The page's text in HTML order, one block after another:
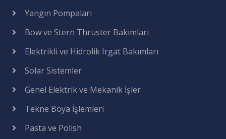
Yangın Pompaları
Bow ve Stern Thruster Bakımları
Elektrikli ve Hidrolik Irgat Bakımları
Solar Sistemler
Genel Elektrik ve Mekanik İşler
Tekne Boya İşlemleri
Pasta ve Polish